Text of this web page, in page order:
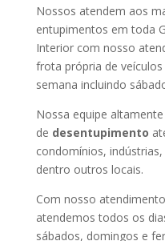
Nossos atendem aos
entupimentos em toda
Interior com nosso
frota própria de
semana incluindo
Nossa equipe
de desentupimento
condomínios,
dentro outros locais.
Com nosso
atendemos todos os
sábados, domingos e